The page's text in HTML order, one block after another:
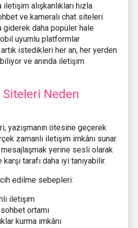
alışkanlıkları hızla
ve kameralı chat siteleri
giderek daha popüler hale
uyumlu platformlar
istedikleri her an, her yerden
ve anında iletişim
Neden
yazışmanın ötesine geçerek
zamanlı iletişim imkânı sunar.
mesajlaşmak yerine sesli olarak
tarafı daha iyi tanıyabilir.
edilme sebepleri:
iletişim
ortamı
kurma imkânı